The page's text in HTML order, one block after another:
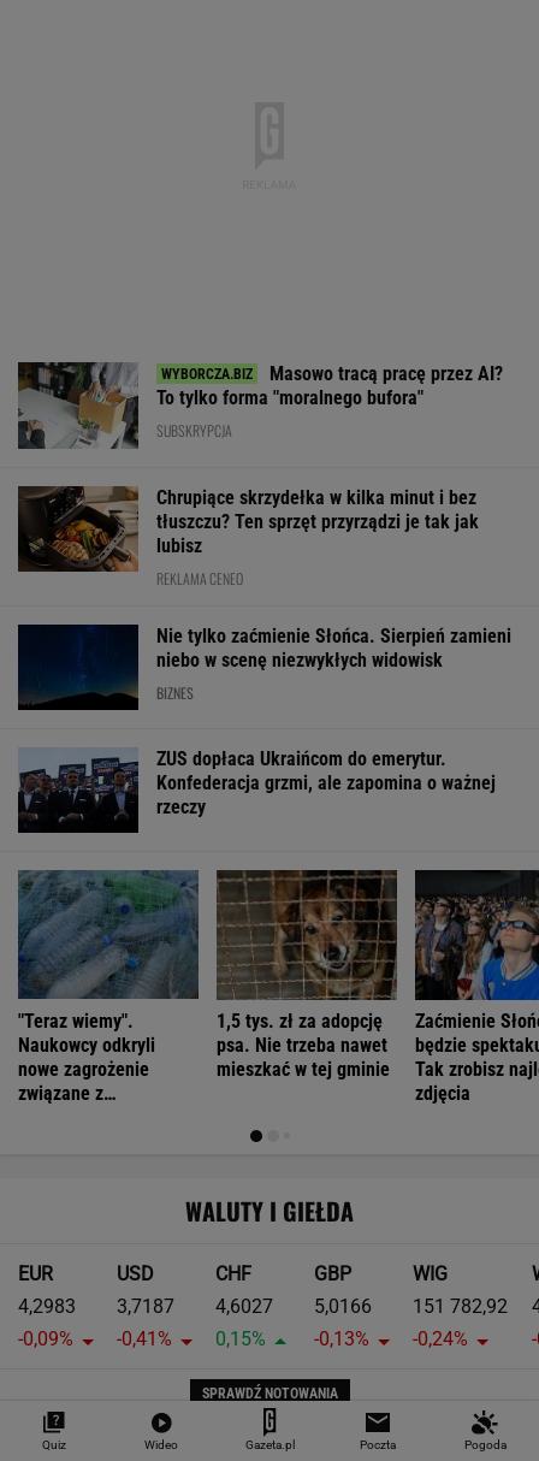
Masowo tracą pracę przez AI?
To tylko forma "moralnego bufora"
SUBSKRYPCJA
Chrupiące skrzydełka w kilka minut i bez
tłuszczu? Ten sprzęt przyrządzi je tak jak
lubisz
REKLAMA CENEO
Nie tylko zaćmienie Słońca. Sierpień zamieni
niebo w scenę niezwykłych widowisk
BIZNES
ZUS dopłaca Ukraińcom do emerytur.
Konfederacja grzmi, ale zapomina o ważnej
rzeczy
"Teraz wiemy".
Naukowcy odkryli
nowe zagrożenie
związane z
1,5 tys. zł za adopcję
psa. Nie trzeba nawet
mieszkać w tej gminie
Zaćmienie
będzie
Tak zrobisz
zdjęcia
WALUTY I GIEŁDA
EUR
4,2983
-0,09%
USD
3,7187
-0,41%
CHF
4,6027
0,15%
GBP
5,0166
-0,13%
WIG
151 782,92
-0,24%
SPRAWDŹ NOTOWANIA
Notowania dostarcza VIA24ONLINE
Quiz Wideo Gazeta.pl Poczta Pogoda